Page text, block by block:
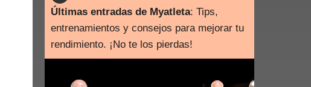
Últimas entradas de Myatleta: Tips,
entrenamientos y consejos para mejorar tu
rendimiento. ¡No te los pierdas!